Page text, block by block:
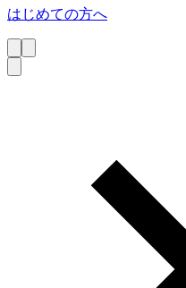
はじめての方へ